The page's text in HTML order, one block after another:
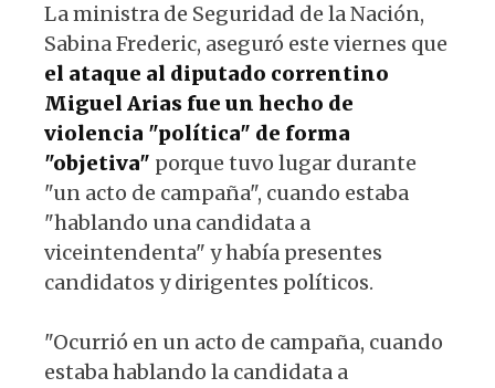
La ministra de Seguridad de la Nación,
Sabina Frederic, aseguró este viernes que
el ataque al diputado correntino
Miguel Arias fue un hecho de
violencia "política" de forma
"objetiva" porque tuvo lugar durante
"un acto de campaña", cuando estaba
"hablando una candidata a
viceintendenta" y había presentes
candidatos y dirigentes políticos.
"Ocurrió en un acto de campaña, cuando
estaba hablando la candidata a